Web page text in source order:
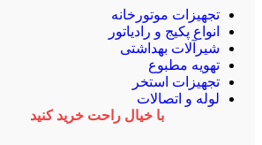
تجهیزات موتورخانه
انواع پکیج و رادیاتور
شیرآلات بهداشتی
تهویه مطبوع
تجهیزات استخر
لوله و اتصالات
با خیال راحت خرید کنید